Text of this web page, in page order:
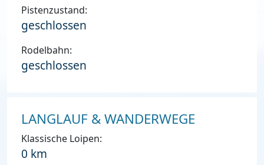
Pistenzustand:
geschlossen
Rodelbahn:
geschlossen
LANGLAUF & WANDERWEGE
Klassische Loipen:
0 km